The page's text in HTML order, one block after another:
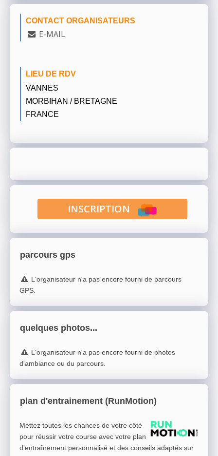
CONTACT ORGANISATEURS
E-MAIL
LIEU DE RDV
VANNES
MORBIHAN / BRETAGNE
FRANCE
INSCRIPTION
parcours gps
L'organisateur n'a pas encore fourni de parcours
GPS.
quelques photos...
L'organisateur n'a pas encore fourni de photos
d'ambiance ou du parcours.
plan d'entrainement (RunMotion)
Mettez toutes les chances de votre côté
pour réussir votre course avec votre plan
d'entraînement personnalisé et des conseils adaptés sur